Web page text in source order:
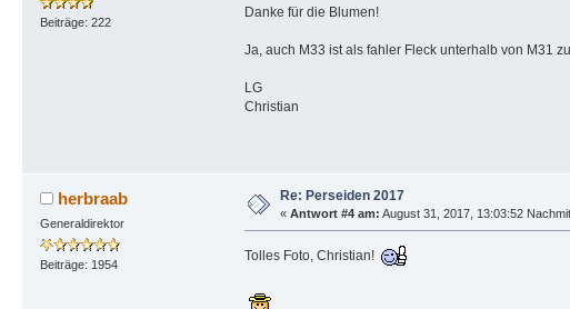
Beiträge: 222
Danke für die Blumen!
Ja, auch M33 ist als fahler Fleck unterhalb von M31
LG
Christian
herbraab
Generaldirektor
Beiträge: 1954
Re: Perseiden 2017
« Antwort #4 am: August 31, 2017, 13:03:52
Tolles Foto, Christian!